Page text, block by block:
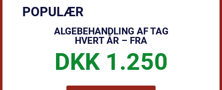
POPULÆR
ALGEBEHANDLING AF TAG
HVERT ÅR – FRA
DKK 1.250